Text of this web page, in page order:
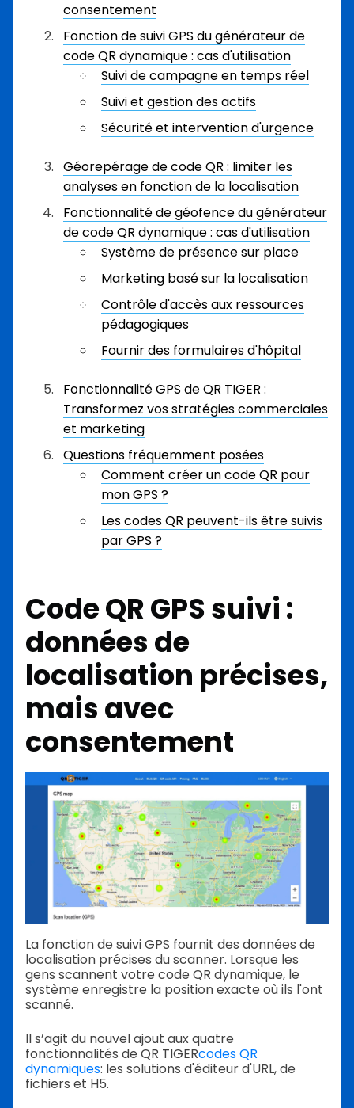
consentement
Fonction de suivi GPS du générateur de
code QR dynamique : cas d'utilisation
Suivi de campagne en temps réel
Suivi et gestion des actifs
Sécurité et intervention d'urgence
Géorepérage de code QR : limiter les
analyses en fonction de la localisation
Fonctionnalité de géofence du générateur
de code QR dynamique : cas d'utilisation
Système de présence sur place
Marketing basé sur la localisation
Contrôle d'accès aux ressources
pédagogiques
Fournir des formulaires d'hôpital
Fonctionnalité GPS de QR TIGER :
Transformez vos stratégies commerciales
et marketing
Questions fréquemment posées
Comment créer un code QR pour
mon GPS ?
Les codes QR peuvent-ils être suivis
par GPS ?
Code QR GPSsuivi :
données de
localisation précises,
mais avec
consentement
La fonction de suivi GPS fournit des données de
localisation précises du scanner. Lorsque les
gens scannent votre code QR dynamique, le
système enregistre la position exacte où ils l'ont
scanné.
Il s’agit du nouvel ajout aux quatre
fonctionnalités de QR TIGERcodes QR
dynamiques: les solutions d'éditeur d'URL, de
fichiers et H5.